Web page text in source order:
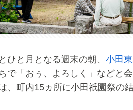
ひと月となる週末の朝、 小田
で「おぅ、よろしく」などと
、町内15ヵ所に小田祇園祭の